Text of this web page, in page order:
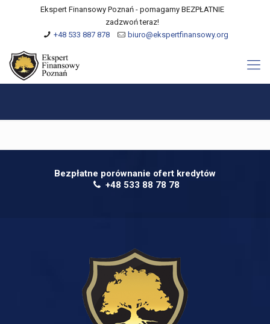
Ekspert Finansowy Poznań - pomagamy BEZPŁATNIE
zadzwoń teraz!
+48 533 887 878
biuro@ekspertfinansowy.org
Bezpłatne porównanie ofert kredytów
+48 533 88 78 78